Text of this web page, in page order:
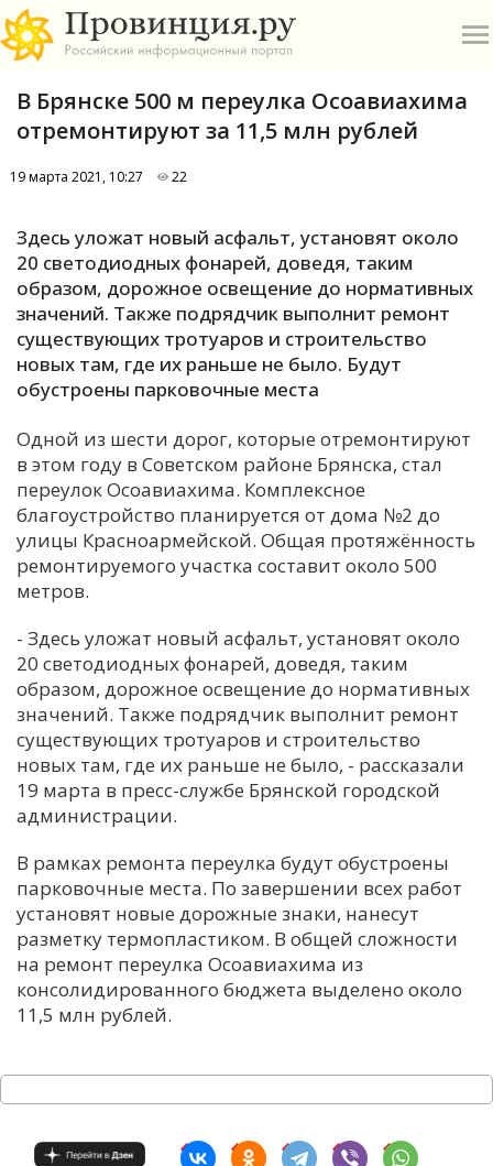
А
Б
Е
К
Н
О
П
Р
С
Т
Ч
Я
В Брянске 500 м переулка Осоавиахима
отремонтируют за 11,5 млн рублей
19 марта 2021, 10:27 22
Здесь уложат новый асфальт, установят около
20 светодиодных фонарей, доведя, таким
образом, дорожное освещение до нормативных
значений. Также подрядчик выполнит ремонт
существующих тротуаров и строительство
новых там, где их раньше не было. Будут
обустроены парковочные места
Одной из шести дорог, которые отремонтируют
в этом году в Советском районе Брянска, стал
переулок Осоавиахима. Комплексное
благоустройство планируется от дома №2 до
улицы Красноармейской. Общая протяжённость
ремонтируемого участка составит около 500
метров.
- Здесь уложат новый асфальт, установят около
20 светодиодных фонарей, доведя, таким
образом, дорожное освещение до нормативных
значений. Также подрядчик выполнит ремонт
существующих тротуаров и строительство
новых там, где их раньше не было, - рассказали
19 марта в пресс-службе Брянской городской
администрации.
В рамках ремонта переулка будут обустроены
парковочные места. По завершении всех работ
установят новые дорожные знаки, нанесут
разметку термопластиком. В общей сложности
на ремонт переулка Осоавиахима из
консолидированного бюджета выделено около
11,5 млн рублей.